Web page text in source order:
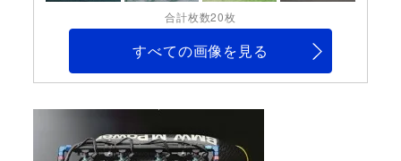
合計枚数20枚
すべての画像を見る